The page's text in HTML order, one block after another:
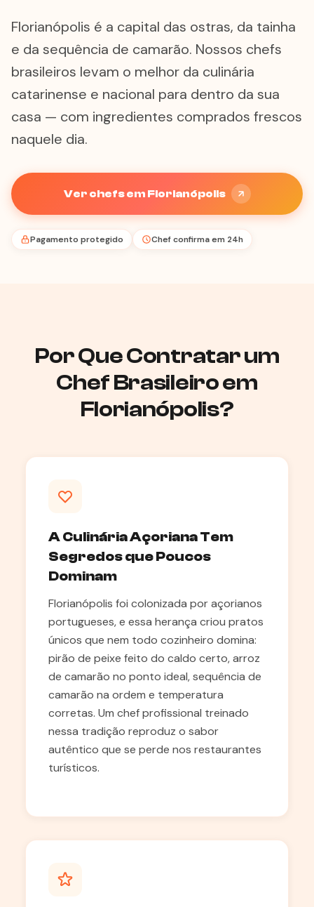
Florianópolis é a capital das ostras, da tainha
e da sequência de camarão. Nossos chefs
brasileiros levam o melhor da culinária
catarinense e nacional para dentro da sua
casa — com ingredientes comprados frescos
naquele dia.
Ver chefs em Florianópolis
Pagamento protegido Chef confirma em 24h
Por Que Contratar um
Chef Brasileiro em
Florianópolis?
A Culinária Açoriana Tem
Segredos que Poucos
Dominam
Florianópolis foi colonizada por açorianos
portugueses, e essa herança criou pratos
únicos que nem todo cozinheiro domina:
pirão de peixe feito do caldo certo, arroz
de camarão no ponto ideal, sequência de
camarão na ordem e temperatura
corretas. Um chef profissional treinado
nessa tradição reproduz o sabor
autêntico que se perde nos restaurantes
turísticos.